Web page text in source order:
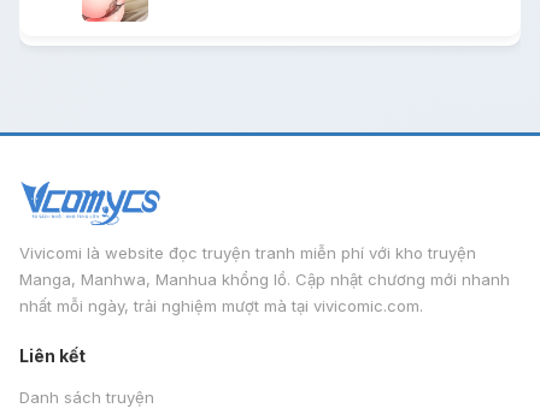
Vivicomi là website đọc truyện tranh miễn phí với kho truyện
Manga, Manhwa, Manhua khổng lồ. Cập nhật chương mới nhanh
nhất mỗi ngày, trải nghiệm mượt mà tại vivicomic.com.
Liên kết
Danh sách truyện